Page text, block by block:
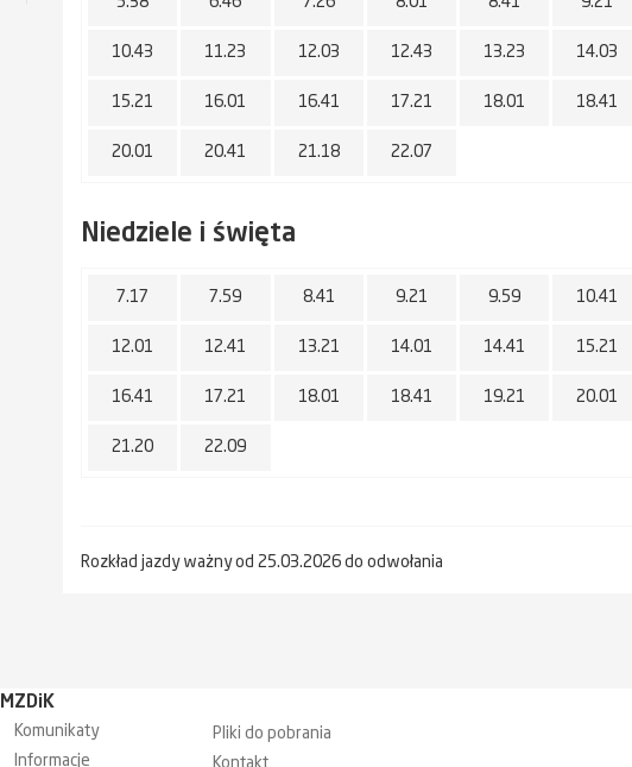
10.43 11.23 12.03 12.43 13.23 14.03
15.21 16.01 16.41 17.21 18.01 18.41
20.01 20.41 21.18 22.07
Niedziele i święta
7.17 7.59 8.41 9.21 9.59 10.41
12.01 12.41 13.21 14.01 14.41 15.21
16.41 17.21 18.01 18.41 19.21 20.01
21.20 22.09
Rozkład jazdy ważny od 25.03.2026 do odwołania
MZDiK
Komunikaty
Informacje
Pliki do pobrania